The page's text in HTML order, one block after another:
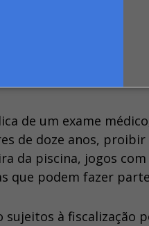
devem ser
absorventes e não
mínimo, com azulejos
de madeira
de um exame
de doze anos,
da piscina, jogos
que podem fazer
sujeitos à fiscalização